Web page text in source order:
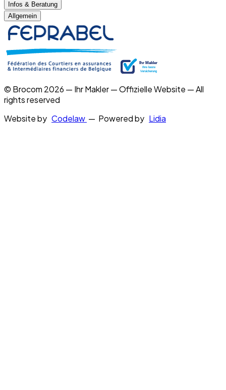
Infos & Beratung
Allgemein
© Brocom 2026 — Ihr Makler — Offizielle Website — All
rights reserved
Website by Codelaw — Powered by Lidia